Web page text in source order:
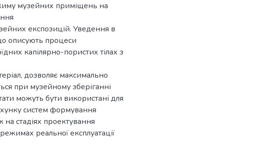
музейних приміщень на
експозицій. Уведення в
описують процеси
капілярно-пористих тілах з
дозволяє максимально
при музейному зберіганні
можуть бути використані для
систем формування
стадіях проектування
реальної експлуатації